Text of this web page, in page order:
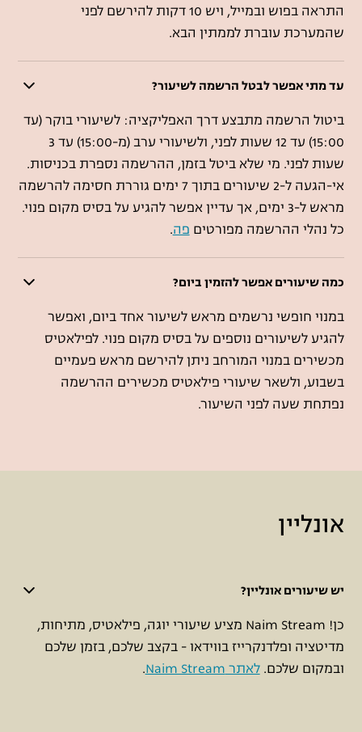
התראה בפוש ובמייל, ויש 10 דקות להירשם לפני
שהמערכת עוברת לממתין הבא.
עד מתי אפשר לבטל הרשמה לשיעור?
ביטול הרשמה מתבצע דרך האפליקציה: לשיעורי בוקר (עד
15:00) עד 12 שעות לפני, ולשיעורי ערב (מ-15:00) עד 3
שעות לפני. מי שלא ביטל בזמן, ההרשמה נספרת בכניסות.
אי-הגעה ל-2 שיעורים בתוך 7 ימים גוררת חסימה להרשמה
מראש ל-3 ימים, אך עדיין אפשר להגיע על בסיס מקום פנוי.
כל נהלי ההרשמה מפורטיםפה.
כמה שיעורים אפשר להזמין ביום?
במנוי חופשי נרשמים מראש לשיעור אחד ביום, ואפשר
להגיע לשיעורים נוספים על בסיס מקום פנוי. לפילאטיס
מכשירים במנוי המורחב ניתן להירשם מראש פעמיים
בשבוע, ולשאר שיעורי פילאטיס מכשירים ההרשמה
נפתחת שעה לפני השיעור.
אונליין
יש שיעורים אונליין?
כן! Naim Stream מציע שיעורי יוגה, פילאטיס, מתיחות,
מדיטציה ופלדנקרייז בווידאו - בקצב שלכם, בזמן שלכם
ובמקום שלכם.לאתר Naim Stream .